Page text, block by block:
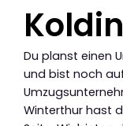
Du planst einen
und bist noch
Winterthur hast